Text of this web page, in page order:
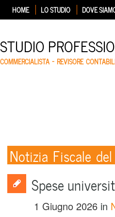
HOME LO STUDIO DOVE
STUDIO
COMMERCIALISTA – REVISORE
Notizia Fiscale
Spese
1 Giugno 2026 in